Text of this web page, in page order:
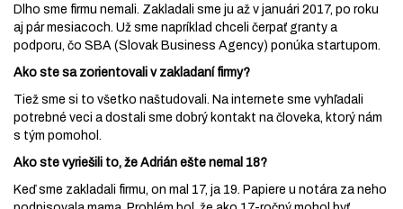
Dlho sme firmu nemali. Zakladali sme ju až v januári 2017, po roku
aj pár mesiacoch. Už sme napríklad chceli čerpať granty a
podporu, čo SBA (Slovak Business Agency) ponúka startupom.
Ako ste sa zorientovali v zakladaní firmy?
Tiež sme si to všetko naštudovali. Na internete sme vyhľadali
potrebné veci a dostali sme dobrý kontakt na človeka, ktorý nám
s tým pomohol.
Ako ste vyriešili to, že Adrián ešte nemal 18?
Keď sme zakladali firmu, on mal 17, ja 19. Papiere u notára za neho